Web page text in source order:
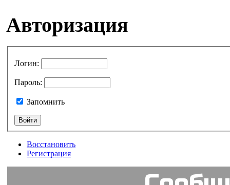
Авторизация
Логин:
Пароль:
Запомнить
Восстановить
Регистрация